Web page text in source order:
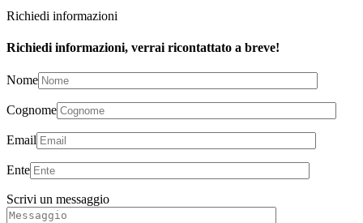
Richiedi informazioni
Richiedi informazioni, verrai ricontattato a breve!
Nome
Cognome
Email
Ente
Scrivi un messaggio